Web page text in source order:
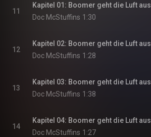
11
Kapitel 01: Boomer geht die Luft aus
Doc McStuffins 1:30
12
Kapitel 02: Boomer geht die Luft aus
Doc McStuffins 1:28
13
Kapitel 03: Boomer geht die Luft aus
Doc McStuffins 1:38
14
Kapitel 04: Boomer geht die Luft aus
Doc McStuffins 1:27